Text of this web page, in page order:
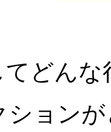
どんな
ョンが